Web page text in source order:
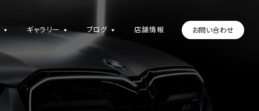
ギャラリー ブログ 店舗情報 お問い合わせ